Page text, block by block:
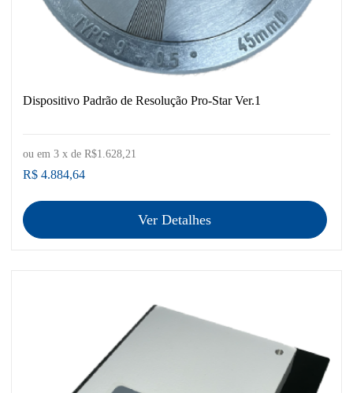
Dispositivo Padrão de Resolução Pro-Star Ver.1
R$ 4.884,64
ou em 3 x de R$1.628,21
Ver Detalhes